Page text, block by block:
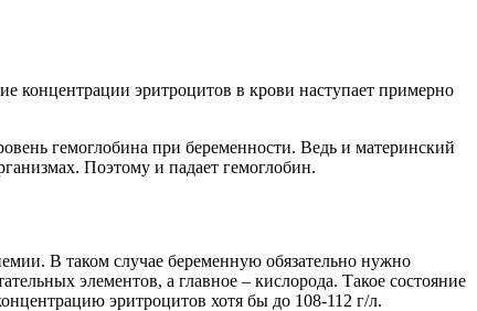
концентрации эритроцитов в крови наступает примерно
гемоглобина при беременности. Ведь и материнский
Поэтому и падает гемоглобин.
В таком случае беременную обязательно нужно
элементов, а главное – кислорода. Такое состояние
эритроцитов хотя бы до 108-112 г/л.